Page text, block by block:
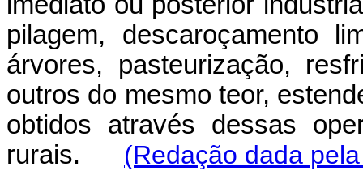
pilagem, descaroçamento
árvores, pasteurização,
outros do mesmo teor,
obtidos através dessas
rurais. (Redação dada